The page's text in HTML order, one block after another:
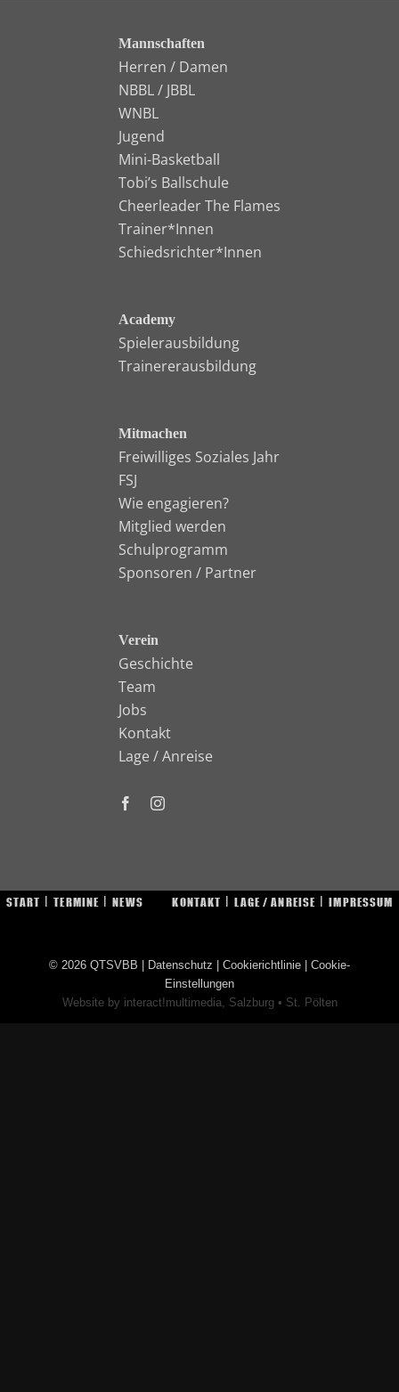
Mannschaften
Herren / Damen
NBBL / JBBL
WNBL
Jugend
Mini-Basketball
Tobi’s Ballschule
Cheerleader The Flames
Trainer*Innen
Schiedsrichter*Innen
Academy
Spielerausbildung
Trainererausbildung
Mitmachen
Freiwilliges Soziales Jahr
FSJ
Wie engagieren?
Mitglied werden
Schulprogramm
Sponsoren / Partner
Verein
Geschichte
Team
Jobs
Kontakt
Lage / Anreise
START TERMINE NEWS KONTAKT LAGE / ANREISE IMPRESSUM
© 2026 QTSVBB Datenschutz Cookierichtlinie
Cookie-
Einstellungen
Website by interact!multimedia, Salzburg • St. Pölten